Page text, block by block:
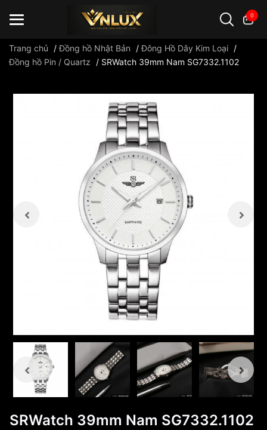
0
Trang chủ /Đồng hồ Nhật Bản /Đông Hồ Dây Kim Loại /
Đồng hồ Pin / Quartz
/ SRWatch 39mm Nam SG7332.1102
SRWatch 39mm Nam SG7332.1102